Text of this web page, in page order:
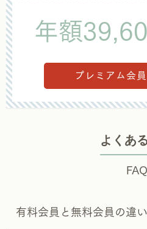
年額
プレミアム会
よくあ
FAQ
有料会員と無料会員の違